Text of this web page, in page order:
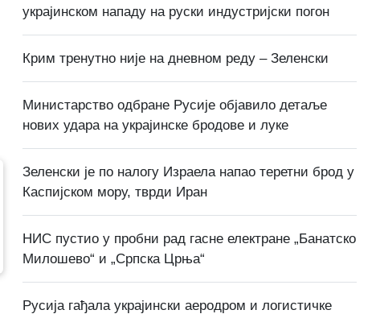
украјинском нападу на руски индустријски погон
Крим тренутно није на дневном реду – Зеленски
Министарство одбране Русије објавило детаље
нових удара на украјинске бродове и луке
Зеленски је по налогу Израела напао теретни брод у
Каспијском мору, тврди Иран
НИС пустио у пробни рад гасне електране „Банатско
Милошево“ и „Српска Црња“
Русија гађала украјински аеродром и логистичке